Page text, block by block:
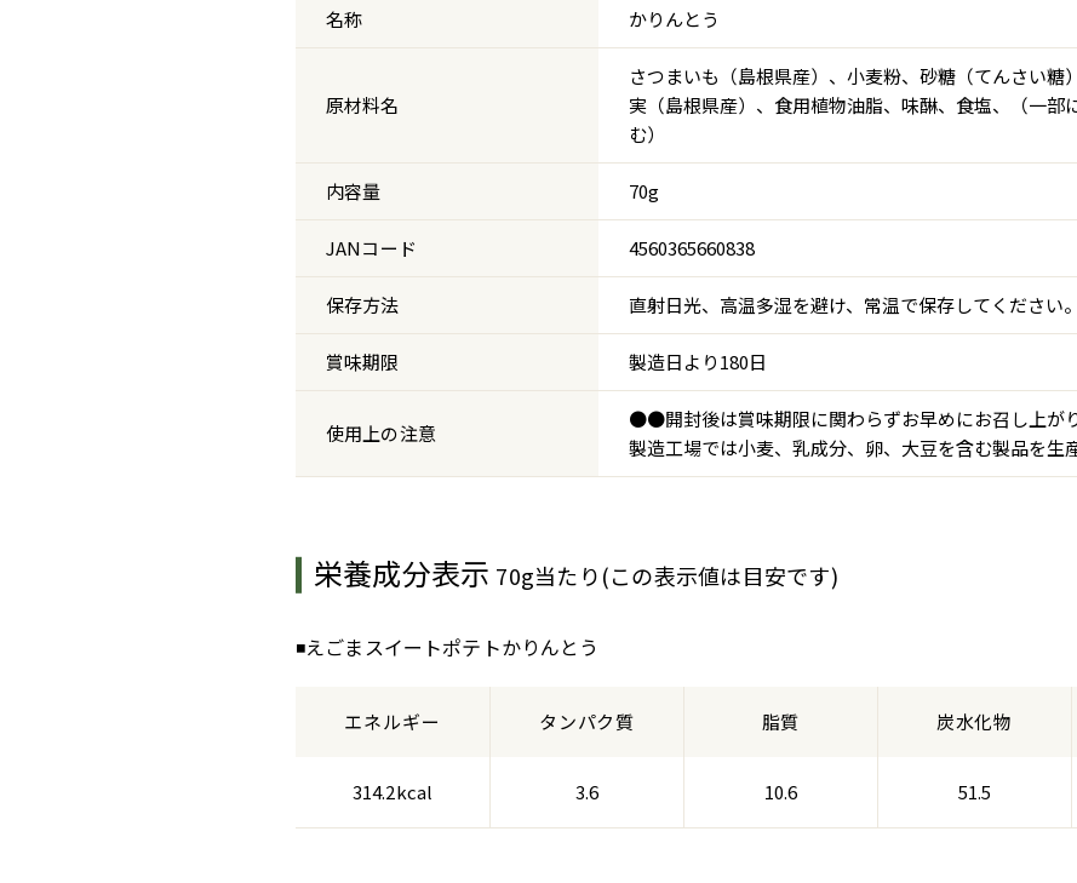
名称 かりんとう
原材料名
さつまいも（島根県産）、小麦粉、砂糖（てんさい糖
実（島根県産）、食用植物油脂、味醂、食塩、（一部
む）
内容量 70g
JANコード 4560365660838
保存方法 直射日光、高温多湿を避け、常温で保存してください。
賞味期限 製造日より180日
使用上の注意
●●開封後は賞味期限に関わらずお早めにお召し上が
製造工場では小麦、乳成分、卵、大豆を含む製品を生
栄養成分表示 70g当たり(この表示値は目安です)
◾️えごまスイートポテトかりんとう
エネルギー タンパク質 脂質 炭水化物
314.2kcal 3.6 10.6 51.5